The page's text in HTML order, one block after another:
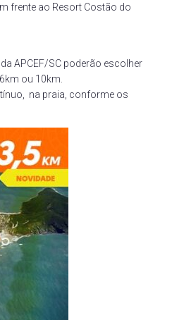
frente ao Resort Costão do
APCEF/SC poderão escolher
ou 10km.
na praia, conforme os